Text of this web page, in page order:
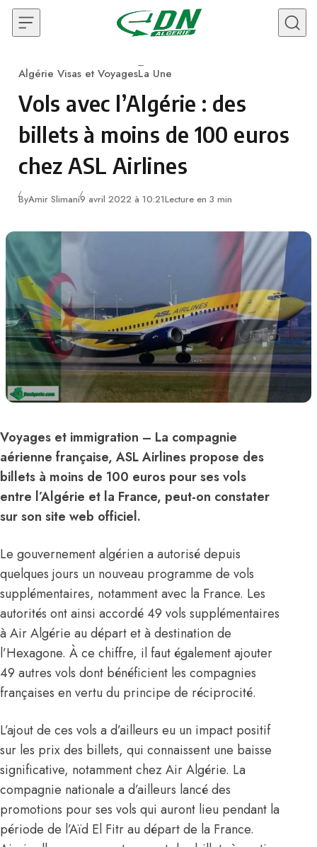
Skip to content
Category
Algérie Visas et VoyagesLa Une
Vols avec l’Algérie : des
billets à moins de 100 euros
chez ASL Airlines
ByAmir Slimani9 avril 2022 à 10:21Lecture en 3 min
Voyages et immigration – La compagnie
aérienne française, ASL Airlines propose des
billets à moins de 100 euros pour ses vols
entre l’Algérie et la France, peut-on constater
sur son site web officiel.
Le gouvernement algérien a autorisé depuis
quelques jours un nouveau programme de vols
supplémentaires, notamment avec la France. Les
autorités ont ainsi accordé 49 vols supplémentaires
à Air Algérie au départ et à destination de
l’Hexagone. À ce chiffre, il faut également ajouter
49 autres vols dont bénéficient les compagnies
françaises en vertu du principe de réciprocité.
L’ajout de ces vols a d’ailleurs eu un impact positif
sur les prix des billets, qui connaissent une baisse
significative, notamment chez Air Algérie. La
compagnie nationale a d’ailleurs lancé des
promotions pour ses vols qui auront lieu pendant la
période de l’Aïd El Fitr au départ de la France.